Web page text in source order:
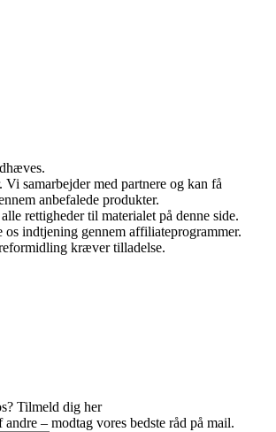
samarbejder med partnere og kan få
anbefalede produkter.
rettigheder til materialet på denne side.
indtjening gennem affiliateprogrammer.
kræver tilladelse.
Tilmeld dig her
– modtag vores bedste råd på mail.